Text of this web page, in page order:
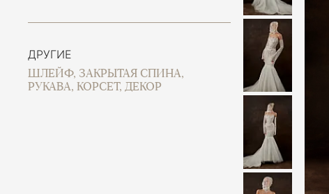
ДРУГИЕ
ШЛЕЙФ, ЗАКРЫТАЯ СПИНА,
РУКАВА, КОРСЕТ, ДЕКОР